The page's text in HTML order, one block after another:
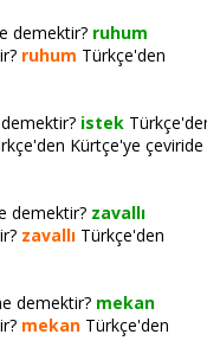
demektir? ruhum
ruhum Türkçe'den
istek
Kürtçe'ye çeviride
demektir? zavallı
zavallı Türkçe'den
demektir? mekan
mekan Türkçe'den